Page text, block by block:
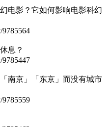
电影？它如何影响电影科幻
9785564
息？
9785447
南京」「东京」而没有城市
9785559